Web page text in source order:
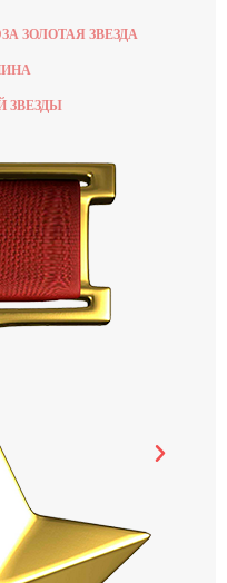
ЗОЛОТАЯ ЗВЕЗДА
ЗВЕЗДЫ